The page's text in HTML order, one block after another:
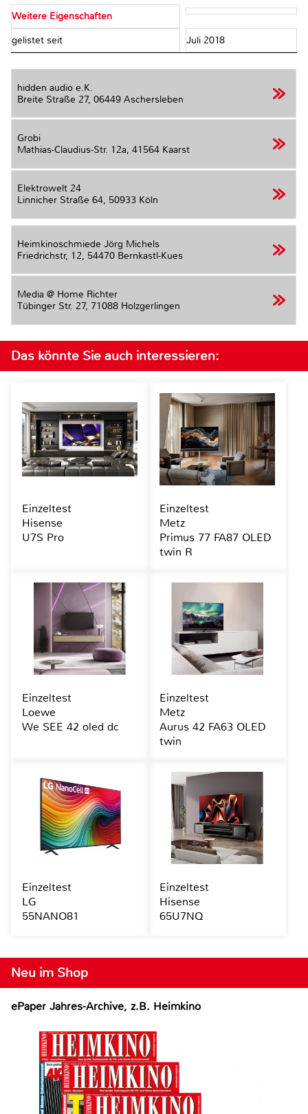
Weitere Eigenschaften
gelistet seit Juli 2018
hidden audio e.K.
Breite Straße 27, 06449 Aschersleben
Grobi
Mathias-Claudius-Str. 12a, 41564 Kaarst
Elektrowelt 24
Linnicher Straße 64, 50933 Köln
Heimkinoschmiede Jörg Michels
Friedrichstr, 12, 54470 Bernkastl-Kues
Media @ Home Richter
Tübinger Str. 27, 71088 Holzgerlingen
Neu im Shop
ePaper Jahres-Archive, z.B. Heimkino
Das könnte Sie auch interessieren:
Einzeltest
Hisense
U7S Pro
Einzeltest
Metz
Primus 77 FA87 OLED
twin R
Einzeltest
Loewe
We SEE 42 oled dc
Einzeltest
Metz
Aurus 42 FA63 OLED
twin
Einzeltest
LG
55NANO81
Einzeltest
Hisense
65U7NQ